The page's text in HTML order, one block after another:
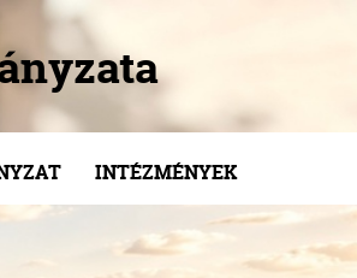
INTÉZMÉNYEK